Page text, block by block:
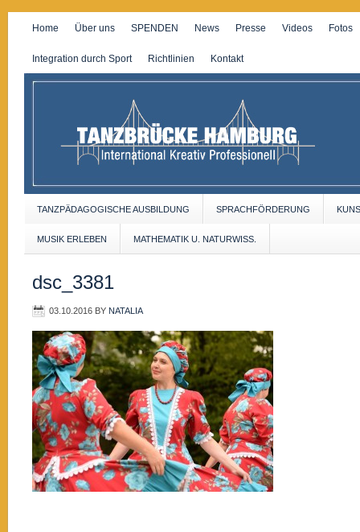
Home Über uns SPENDEN News Presse Videos Fotos
Integration durch Sport Richtlinien Kontakt
TANZPÄDAGOGISCHE AUSBILDUNG SPRACHFÖRDERUNG
MUSIK ERLEBEN MATHEMATIK U. NATURWISS.
dsc_3381
03.10.2016 BY NATALIA